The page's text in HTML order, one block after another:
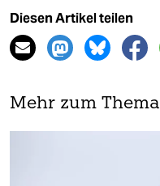
Diesen Artikel teilen
Mehr zum Thema